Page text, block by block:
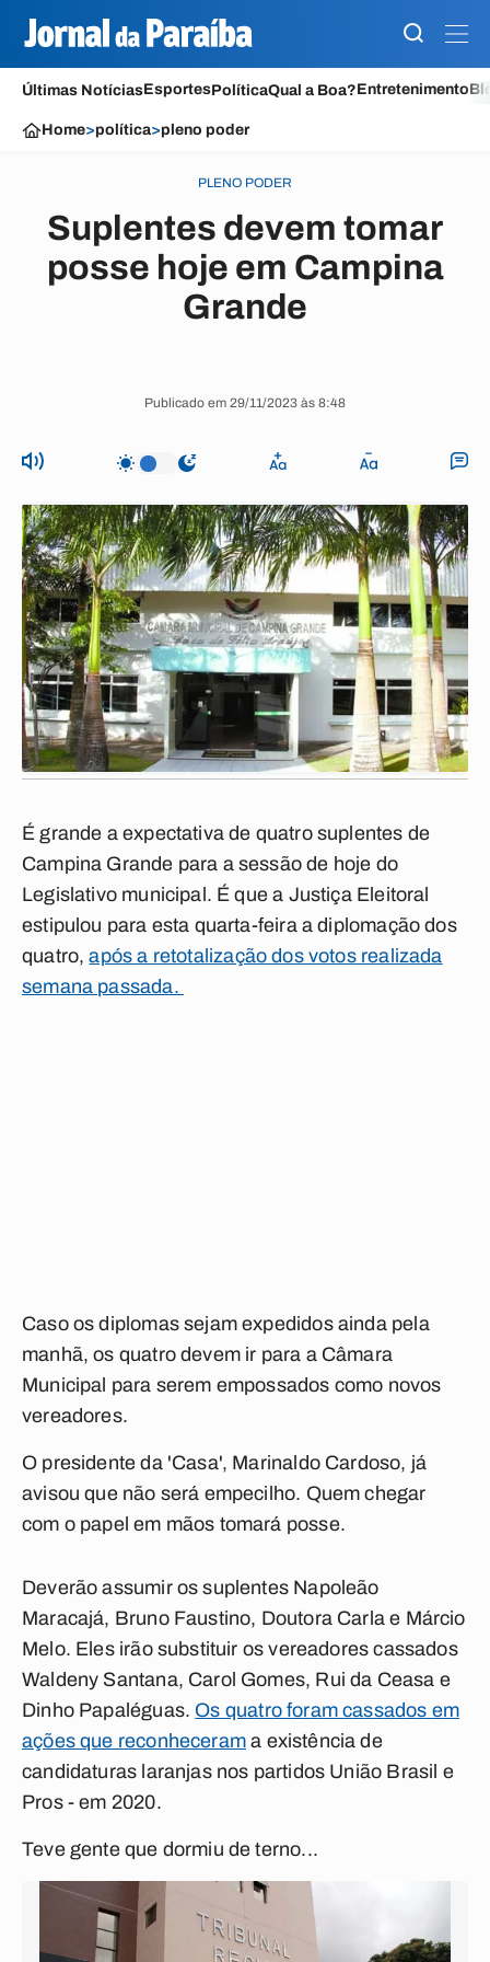
Últimas NotíciasEsportesPolíticaQual a Boa?Entretenimento
Home>política>pleno poder
PLENO PODER
Suplentes devem tomar
posse hoje em Campina
Grande
Publicado em 29/11/2023 às 8:48
É grande a expectativa de quatro suplentes de
Campina Grande para a sessão de hoje do
Legislativo municipal. É que a Justiça Eleitoral
estipulou para esta quarta-feira a diplomação dos
quatro,após a retotalização dos votos realizada
semana passada.
Caso os diplomas sejam expedidos ainda pela
manhã, os quatro devem ir para a Câmara
Municipal para serem empossados como novos
vereadores.
O presidente da 'Casa', Marinaldo Cardoso, já
avisou que não será empecilho. Quem chegar
com o papel em mãos tomará posse.
Deverão assumir os suplentes Napoleão
Maracajá, Bruno Faustino, Doutora Carla e Márcio
Melo. Eles irão substituir os vereadores cassados
Waldeny Santana, Carol Gomes, Rui da Ceasa e
Dinho Papaléguas. Os quatro foram cassados em
ações que reconhecerama existência de
candidaturas laranjas nos partidos União Brasil e
Pros - em 2020.
Teve gente que dormiu de terno...